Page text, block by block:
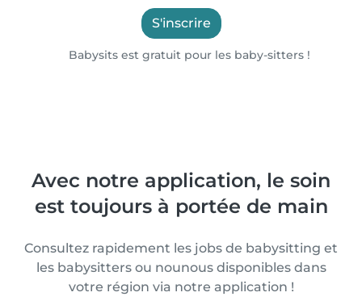
S'inscrire
Babysits est gratuit pour les baby-sitters !
Avec notre application, le soin
est toujours à portée de main
Consultez rapidement les jobs de babysitting et
les babysitters ou nounous disponibles dans
votre région via notre application !